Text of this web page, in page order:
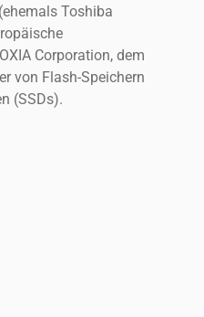
Toshiba
Corporation, dem
von Flash-Speichern
(SSDs).